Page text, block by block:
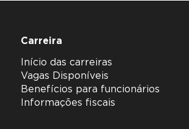
Carreira
Início das carreiras
Vagas Disponíveis
Benefícios para funcionários
Informações fiscais